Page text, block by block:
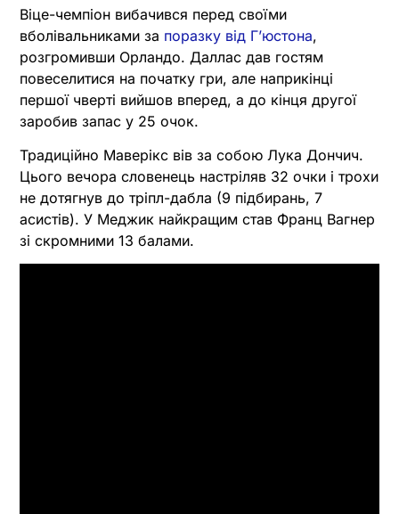
Віце-чемпіон вибачився перед своїми
вболівальниками за поразку від Гʼюстона,
розгромивши Орландо. Даллас дав гостям
повеселитися на початку гри, але наприкінці
першої чверті вийшов вперед, а до кінця другої
заробив запас у 25 очок.
Традиційно Маверікс вів за собою Лука Дончич.
Цього вечора словенець настріляв 32 очки і трохи
не дотягнув до тріпл-дабла (9 підбирань, 7
асистів). У Меджик найкращим став Франц Вагнер
зі скромними 13 балами.